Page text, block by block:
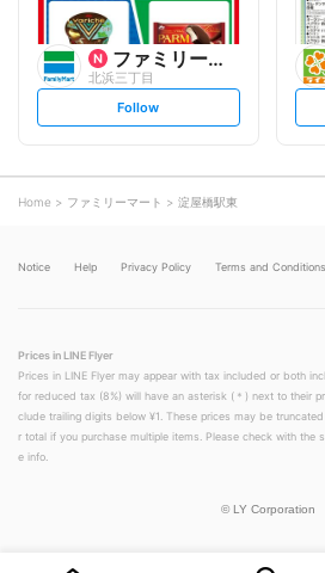
ファミリーマート
北浜三丁目
s
l
o
Follow
Home ファミリーマート 淀屋橋駅東
Notice Help Privacy Policy Terms and Conditions
Prices in LINE Flyer
Prices in LINE Flyer may appear with tax included or both
for reduced tax (8%) will have an asterisk (＊) next to their
clude trailing digits below ¥1. These prices may be
r total if you purchase multiple items. Please check with the
e info.
© LY Corporation